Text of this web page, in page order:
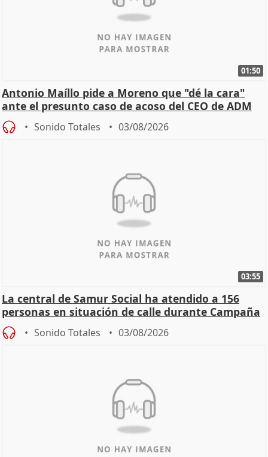
01:50
Antonio Maíllo pide a Moreno que "dé la cara"
ante el presunto caso de acoso del CEO de ADM
Sonido Totales 03/08/2026
03:55
La central de Samur Social ha atendido a 156
personas en situación de calle durante Campaña
de Calor
Sonido Totales 03/08/2026